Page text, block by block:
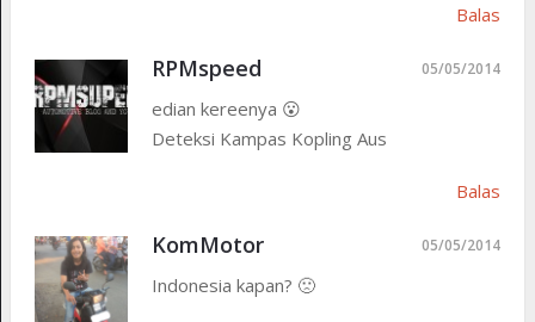
Balas
RPMspeed 05/05/2014
edian kereenya 😮
Deteksi Kampas Kopling Aus
Balas
KomMotor 05/05/2014
Indonesia kapan? 🙁